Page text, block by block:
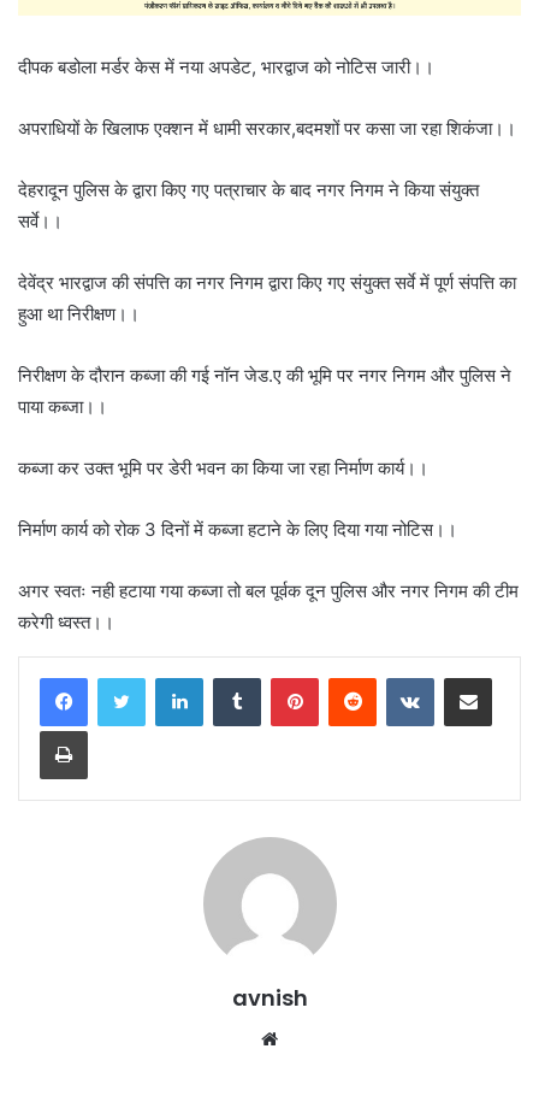
दीपक बडोला मर्डर केस में नया अपडेट, भारद्वाज को नोटिस जारी।।
अपराधियों के खिलाफ एक्शन में धामी सरकार,बदमशों पर कसा जा रहा शिकंजा।।
देहरादून पुलिस के द्वारा किए गए पत्राचार के बाद नगर निगम ने किया संयुक्त
सर्वे।।
देवेंद्र भारद्वाज की संपत्ति का नगर निगम द्वारा किए गए संयुक्त सर्वे में पूर्ण संपत्ति का
हुआ था निरीक्षण।।
निरीक्षण के दौरान कब्जा की गई नॉन जेड.ए की भूमि पर नगर निगम और पुलिस ने
पाया कब्जा।।
कब्जा कर उक्त भूमि पर डेरी भवन का किया जा रहा निर्माण कार्य।।
निर्माण कार्य को रोक 3 दिनों में कब्जा हटाने के लिए दिया गया नोटिस।।
अगर स्वतः नही हटाया गया कब्जा तो बल पूर्वक दून पुलिस और नगर निगम की टीम
करेगी ध्वस्त।।
LinkedInTumblr PinterestReddit VKontakteShare via Email
Print
avnish